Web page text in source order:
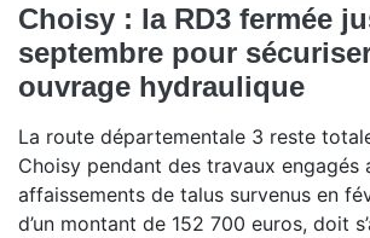
Choisy : la RD3 fermée
septembre pour
ouvrage hydraulique
La route départementale 3 reste
Choisy pendant des travaux engagés
affaissements de talus survenus en
d’un montant de 152 700 euros, doit